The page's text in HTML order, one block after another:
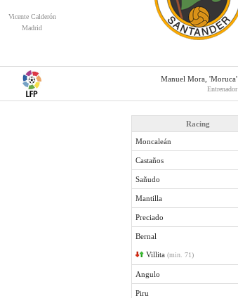
Vicente Calderón
Madrid
Manuel Mora, 'Moruca'
Entrenador
Racing
Moncaleán
Castaños
Sañudo
Mantilla
Preciado
Bernal
Villita (min. 71)
Angulo
Piru